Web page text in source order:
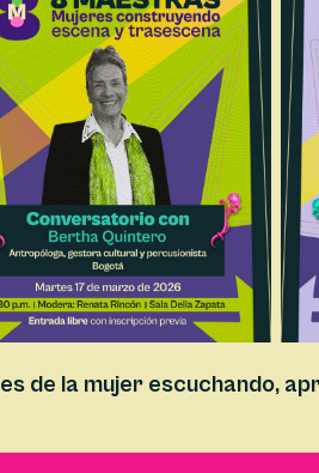
de la mujer escuchando,